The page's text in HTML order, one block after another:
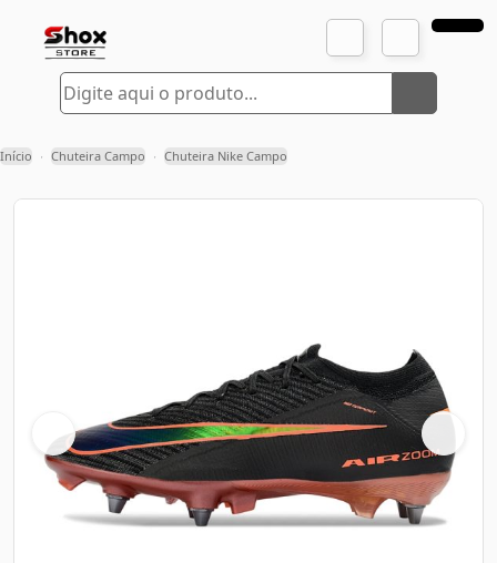
Início › Chuteira Campo › Chuteira Nike Campo